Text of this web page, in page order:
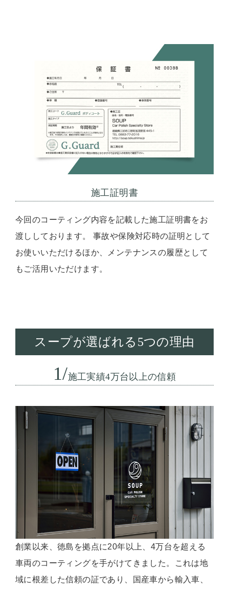
施工証明書
今回のコーティング内容を記載した施工証明書をお
渡ししております。 事故や保険対応時の証明として
お使いいただけるほか、メンテナンスの履歴として
もご活用いただけます。
スープが選ばれる5つの理由
1/施工実績4万台以上の信頼
創業以来、徳島を拠点に20年以上、4万台を超える
車両のコーティングを手がけてきました。これは地
域に根差した信頼の証であり、国産車から輸入車、